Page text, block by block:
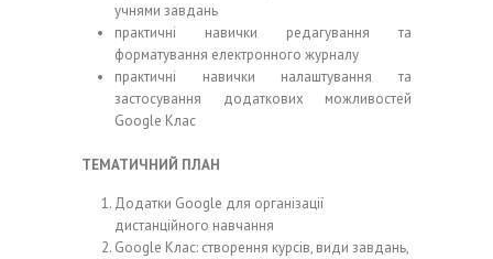
учнями завдань
практичні навички редагування та
форматування електронного журналу
практичні навички налаштування та
застосування додаткових можливостей
Google Клас
ТЕМАТИЧНИЙ ПЛАН
Додатки Google для організації
дистанційного навчання
Google Клас: створення курсів, види завдань,